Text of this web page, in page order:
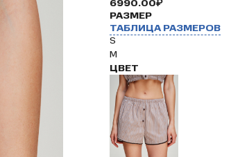
6990.00₽
РАЗМЕР
ТАБЛИЦА РАЗМЕРОВ
S
M
ЦВЕТ